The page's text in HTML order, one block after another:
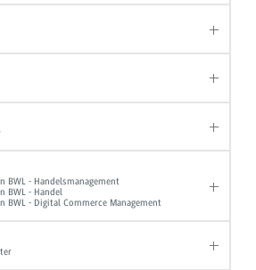
BWL - Handelsmanagement
BWL - Handel
BWL - Digital Commerce Management